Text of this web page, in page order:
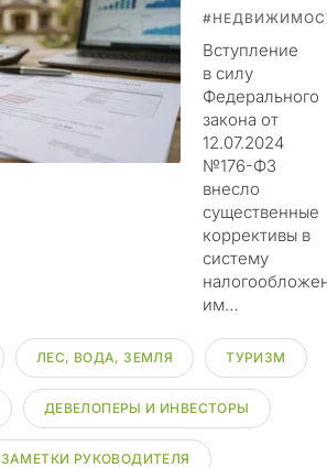
Вступление
в силу
Федерального
закона от
12.07.2024
№176-ФЗ
внесло
существенные
коррективы в
систему
им…
ЛЕС, ВОДА, ЗЕМЛЯ ТУРИЗМ
ДЕВЕЛОПЕРЫ И ИНВЕСТОРЫ
ЗАМЕТКИ РУКОВОДИТЕЛЯ